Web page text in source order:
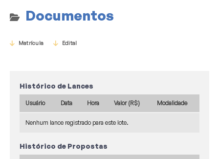
Documentos
Matrícula Edital
Histórico de Lances
Usuário Data Hora Valor (R$) Modalidade
Nenhum lance registrado para este lote.
Histórico de Propostas